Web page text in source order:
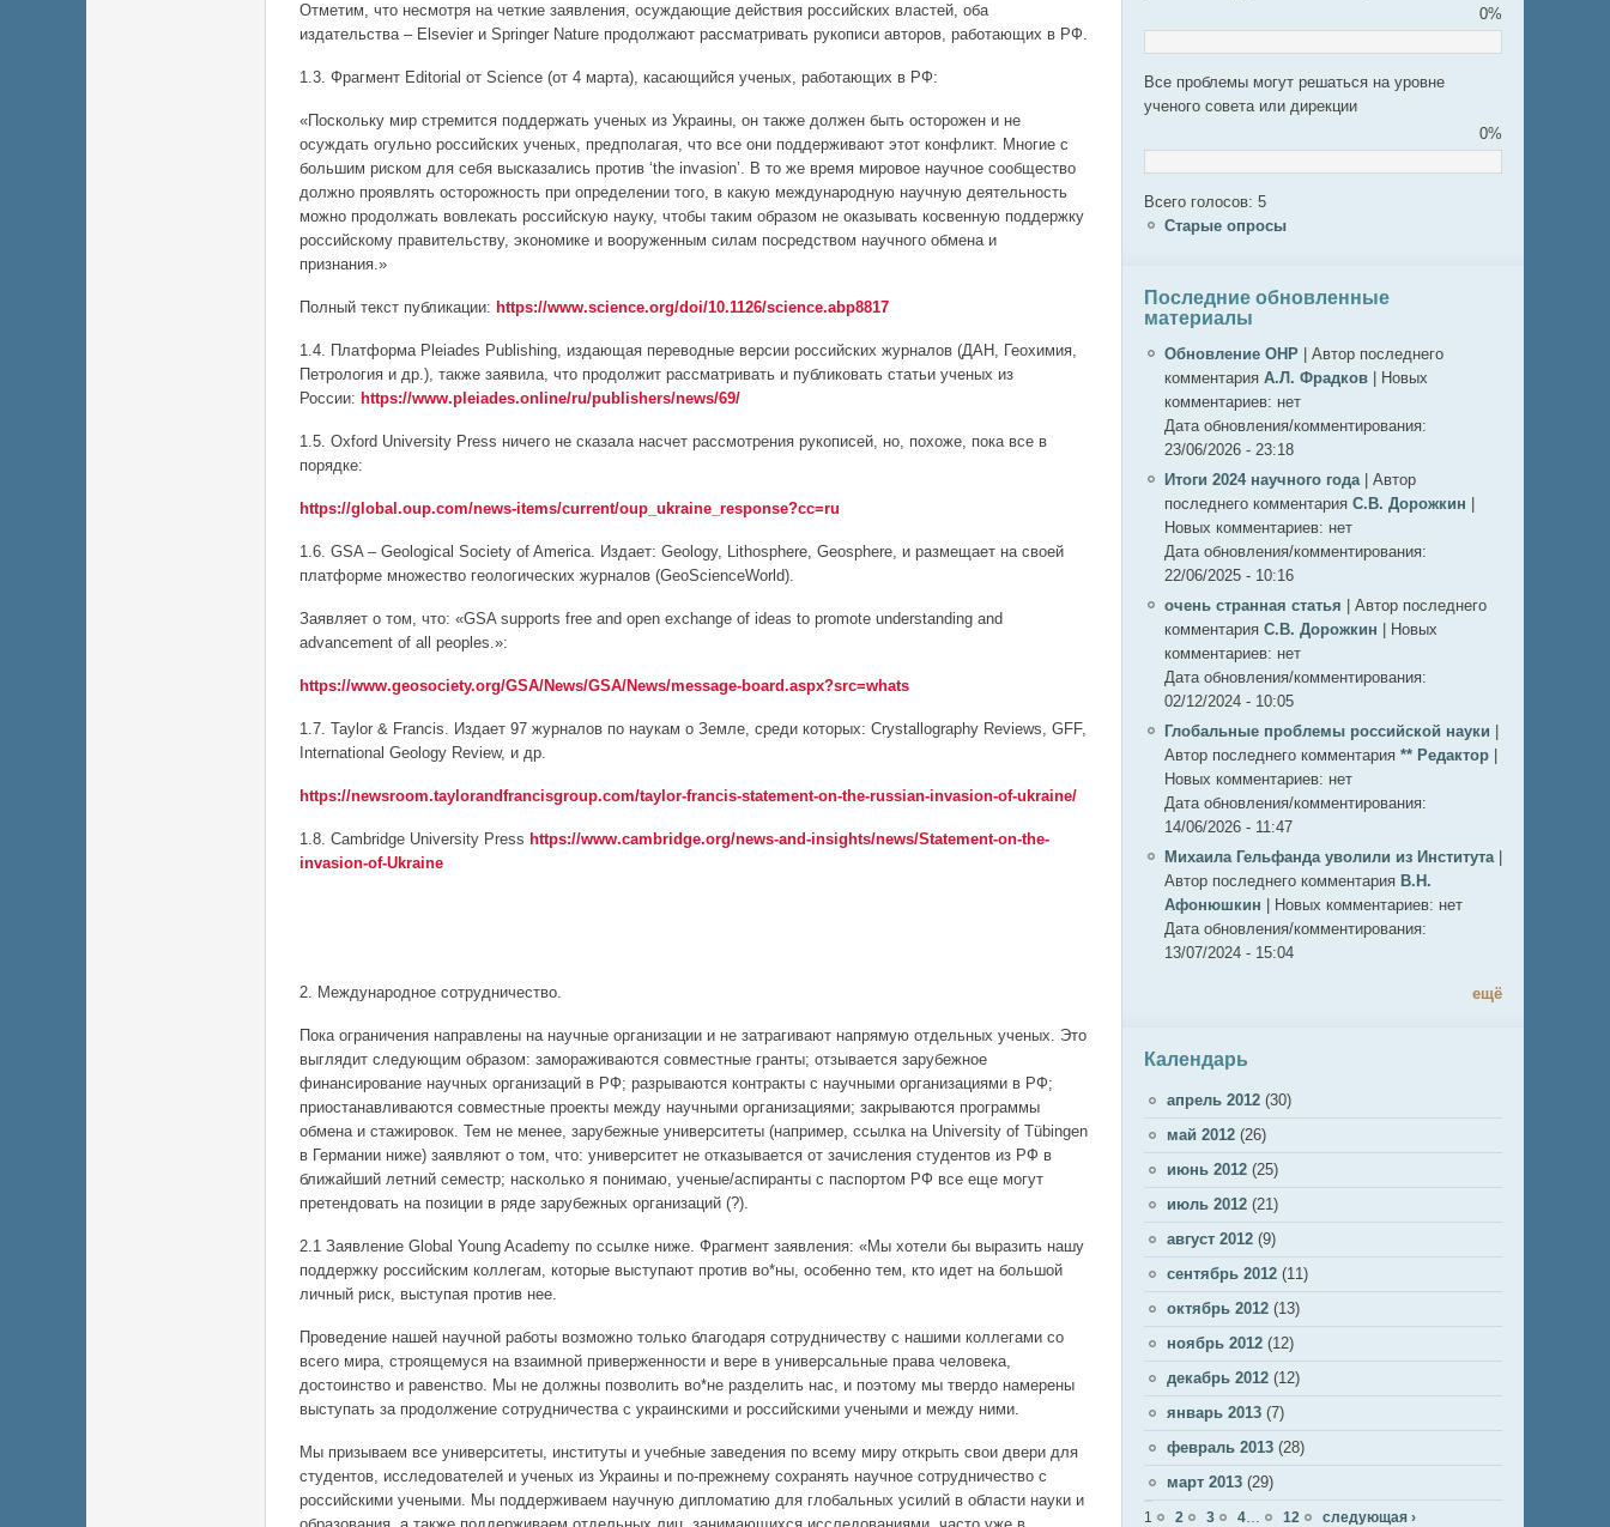
Отметим, что несмотря на четкие заявления, осуждающие действия российских властей, оба
издательства – Elsevier и Springer Nature продолжают рассматривать рукописи авторов, работающих в РФ.
1.3. Фрагмент Editorial от Science (от 4 марта), касающийся ученых, работающих в РФ:
«Поскольку мир стремится поддержать ученых из Украины, он также должен быть осторожен и не
осуждать огульно российских ученых, предполагая, что все они поддерживают этот конфликт. Многие с
большим риском для себя высказались против ‘the invasion’. В то же время мировое научное сообщество
должно проявлять осторожность при определении того, в какую международную научную деятельность
можно продолжать вовлекать российскую науку, чтобы таким образом не оказывать косвенную поддержку
российскому правительству, экономике и вооруженным силам посредством научного обмена и
признания.»
Полный текст публикации: https://www.science.org/doi/10.1126/science.abp8817
1.4. Платформа Pleiades Publishing, издающая переводные версии российских журналов (ДАН, Геохимия,
Петрология и др.), также заявила, что продолжит рассматривать и публиковать статьи ученых из
России: https://www.pleiades.online/ru/publishers/news/69/
1.5. Oxford University Press ничего не сказала насчет рассмотрения рукописей, но, похоже, пока все в
порядке:
https://global.oup.com/news-items/current/oup_ukraine_response?cc=ru
1.6. GSA – Geological Society of America. Издает: Geology, Lithosphere, Geosphere, и размещает на своей
платформе множество геологических журналов (GeoScienceWorld).
Заявляет о том, что: «GSA supports free and open exchange of ideas to promote understanding and
advancement of all peoples.»:
https://www.geosociety.org/GSA/News/GSA/News/message-board.aspx?src=whats
1.7. Taylor & Francis. Издает 97 журналов по наукам о Земле, среди которых: Crystallography Reviews, GFF,
International Geology Review, и др.
https://newsroom.taylorandfrancisgroup.com/taylor-francis-statement-on-the-russian-invasion-of-ukraine/
1.8. Cambridge University Press https://www.cambridge.org/news-and-insights/news/Statement-on-the-
invasion-of-Ukraine
2. Международное сотрудничество.
Пока ограничения направлены на научные организации и не затрагивают напрямую отдельных ученых. Это
выглядит следующим образом: замораживаются совместные гранты; отзывается зарубежное
финансирование научных организаций в РФ; разрываются контракты с научными организациями в РФ;
приостанавливаются совместные проекты между научными организациями; закрываются программы
обмена и стажировок. Тем не менее, зарубежные университеты (например, ссылка на University of Tübingen
в Германии ниже) заявляют о том, что: университет не отказывается от зачисления студентов из РФ в
ближайший летний семестр; насколько я понимаю, ученые/аспиранты с паспортом РФ все еще могут
претендовать на позиции в ряде зарубежных организаций (?).
2.1 Заявление Global Young Academy по ссылке ниже. Фрагмент заявления: «Мы хотели бы выразить нашу
поддержку российским коллегам, которые выступают против во*ны, особенно тем, кто идет на большой
личный риск, выступая против нее.
Проведение нашей научной работы возможно только благодаря сотрудничеству с нашими коллегами со
всего мира, строящемуся на взаимной приверженности и вере в универсальные права человека,
достоинство и равенство. Мы не должны позволить во*не разделить нас, и поэтому мы твердо намерены
выступать за продолжение сотрудничества с украинскими и российскими учеными и между ними.
Мы призываем все университеты, институты и учебные заведения по всему миру открыть свои двери для
студентов, исследователей и ученых из Украины и по-прежнему сохранять научное сотрудничество с
российскими учеными. Мы поддерживаем научную дипломатию для глобальных усилий в области науки и
0%
Все проблемы могут решаться на уровне
ученого совета или дирекции
0%
Всего голосов: 5
Старые опросы
Последние обновленные
материалы
Обновление ОНР
Автор последнего
комментария А.Л. Фрадков
Новых
комментариев: нет
Дата обновления/комментирования:
23/06/2026 - 23:18
Итоги 2024 научного года
Автор
последнего комментария С.В. Дорожкин
Новых комментариев: нет
Дата обновления/комментирования:
22/06/2025 - 10:16
очень странная статья
Автор последнего
комментария С.В. Дорожкин
Новых
комментариев: нет
Дата обновления/комментирования:
02/12/2024 - 10:05
Глобальные проблемы российской науки
Автор последнего комментария ** Редактор
Новых комментариев: нет
Дата обновления/комментирования:
14/06/2026 - 11:47
Михаила Гельфанда уволили из Института
Автор последнего комментария В.Н.
Афонюшкин
Новых комментариев: нет
Дата обновления/комментирования:
13/07/2024 - 15:04
ещё
Календарь
апрель 2012 (30)
май 2012 (26)
июнь 2012 (25)
июль 2012 (21)
август 2012 (9)
сентябрь 2012 (11)
октябрь 2012 (13)
ноябрь 2012 (12)
декабрь 2012 (12)
январь 2013 (7)
февраль 2013 (28)
март 2013 (29)
Страницы
1 2 3 4 12 следующая ›